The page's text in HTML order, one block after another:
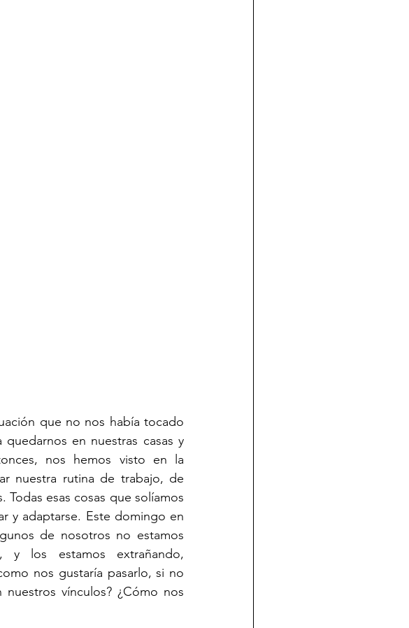
que no nos había tocado
en nuestras casas y
nos hemos visto en la
nuestra rutina de trabajo, de
esas cosas que solíamos
y adaptarse. Este domingo en
de nosotros no estamos
y los estamos extrañando,
nos gustaría pasarlo, si no
vínculos? ¿Cómo nos